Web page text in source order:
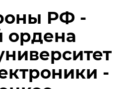
РФ -
ордена
-